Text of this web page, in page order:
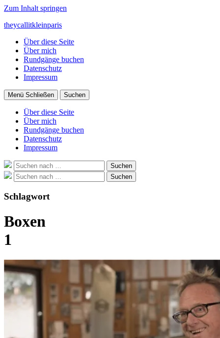
Zum Inhalt springen
theycallitkleinparis
Über diese Seite
Über mich
Rundgänge buchen
Datenschutz
Impressum
Menü Schließen Suchen
Über diese Seite
Über mich
Rundgänge buchen
Datenschutz
Impressum
Suche
nach:
Suchen
Suche
nach:
Suchen
Schlagwort
Boxen
1